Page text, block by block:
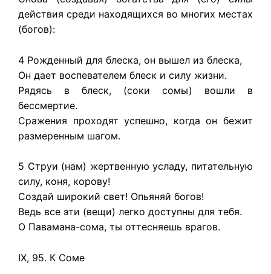
действия среди находящихся во многих местах
(богов):
4 Рожденный для блеска, он вышел из блеска,
Он дает воспевателем блеск и силу жизни.
Рядясь в блеск, (соки сомы) вошли в
бессмертие.
Сражения проходят успешно, когда он бежит
размеренным шагом.
5 Струи (нам) жертвенную усладу, питательную
силу, коня, корову!
Создай широкий свет! Опьяняй богов!
Ведь все эти (вещи) легко доступны для тебя.
О Павамана-сома, ты оттесняешь врагов.
IX, 95. К Соме